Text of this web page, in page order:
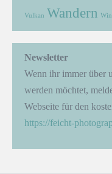
Vulkan Wandern
Newsletter
Wenn ihr immer über
werden möchtet,
Webseite für den
https://feicht-